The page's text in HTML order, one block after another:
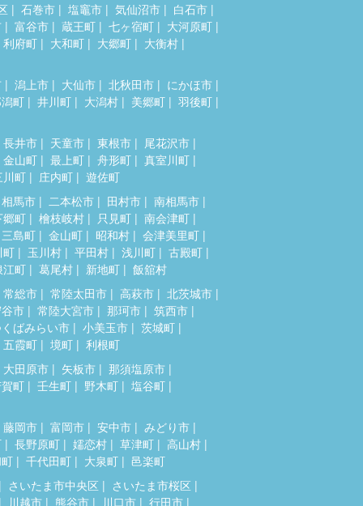
石巻市 塩竈市 気仙沼市
白石市
富谷市 蔵王町 七ヶ宿町
大河原町
利府町
大和町 大郷町 大衡村
潟上市 大仙市 北秋田市
にかほ市
町
井川町 大潟村 美郷町 羽後町
長井市 天童市 東根市
尾花沢市
金山町
最上町 舟形町
真室川町
川町
庄内町
遊佐町
相馬市
二本松市 田村市
南相馬市
郷町
檜枝岐村 只見町
南会津町
三島町
金山町 昭和村
会津美里町
町
玉川村 平田村 浅川町
古殿町
江町
葛尾村 新地町
飯舘村
常総市
常陸太田市 高萩市
北茨城市
市
常陸大宮市 那珂市
筑西市
ばみらい市
小美玉市
茨城町
五霞町
境町
利根町
大田原市
矢板市
那須塩原市
町
壬生町 野木町 塩谷町
藤岡市 富岡市 安中市
みどり市
長野原町 嬬恋村 草津町
高山村
千代田町 大泉町
邑楽町
さいたま市中央区
さいたま市桜区
川越市
熊谷市 川口市
行田市